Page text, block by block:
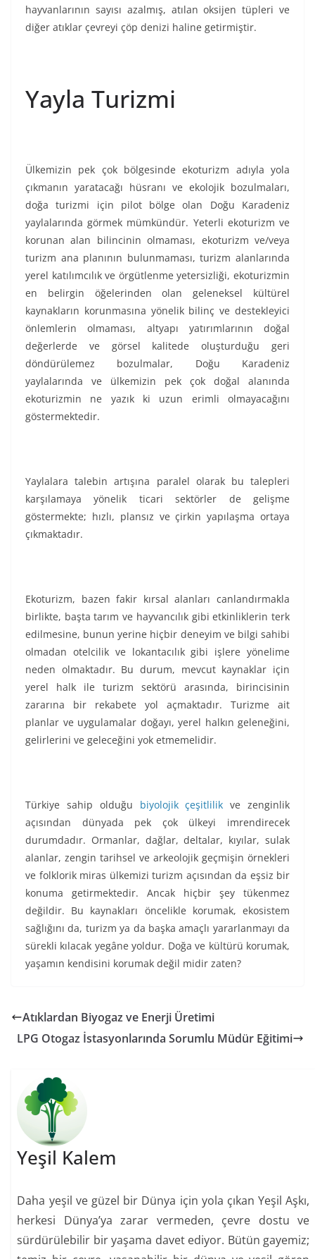
hayvanlarının sayısı azalmış, atılan oksijen tüpleri ve
diğer atıklar çevreyi çöp denizi haline getirmiştir.
Yayla Turizmi
Ülkemizin pek çok bölgesinde ekoturizm adıyla yola
çıkmanın yaratacağı hüsranı ve ekolojik bozulmaları,
doğa turizmi için pilot bölge olan Doğu Karadeniz
yaylalarında görmek mümkündür. Yeterli ekoturizm ve
korunan alan bilincinin olmaması, ekoturizm ve/veya
turizm ana planının bulunmaması, turizm alanlarında
yerel katılımcılık ve örgütlenme yetersizliği, ekoturizmin
en belirgin öğelerinden olan geleneksel kültürel
kaynakların korunmasına yönelik bilinç ve destekleyici
önlemlerin olmaması, altyapı yatırımlarının doğal
değerlerde ve görsel kalitede oluşturduğu geri
döndürülemez bozulmalar, Doğu Karadeniz
yaylalarında ve ülkemizin pek çok doğal alanında
ekoturizmin ne yazık ki uzun erimli olmayacağını
göstermektedir.
Yaylalara talebin artışına paralel olarak bu talepleri
karşılamaya yönelik ticari sektörler de gelişme
göstermekte; hızlı, plansız ve çirkin yapılaşma ortaya
çıkmaktadır.
Ekoturizm, bazen fakir kırsal alanları canlandırmakla
birlikte, başta tarım ve hayvancılık gibi etkinliklerin terk
edilmesine, bunun yerine hiçbir deneyim ve bilgi sahibi
olmadan otelcilik ve lokantacılık gibi işlere yönelime
neden olmaktadır. Bu durum, mevcut kaynaklar için
yerel halk ile turizm sektörü arasında, birincisinin
zararına bir rekabete yol açmaktadır. Turizme ait
planlar ve uygulamalar doğayı, yerel halkın geleneğini,
gelirlerini ve geleceğini yok etmemelidir.
Türkiye sahip olduğu biyolojik çeşitlilikve zenginlik
açısından dünyada pek çok ülkeyi imrendirecek
durumdadır. Ormanlar, dağlar, deltalar, kıyılar, sulak
alanlar, zengin tarihsel ve arkeolojik geçmişin örnekleri
ve folklorik miras ülkemizi turizm açısından da eşsiz bir
konuma getirmektedir. Ancak hiçbir şey tükenmez
değildir. Bu kaynakları öncelikle korumak, ekosistem
sağlığını da, turizm ya da başka amaçlı yararlanmayı da
sürekli kılacak yegâne yoldur. Doğa ve kültürü korumak,
yaşamın kendisini korumak değil midir zaten?
Atıklardan Biyogaz ve Enerji Üretimi
LPG Otogaz İstasyonlarında Sorumlu Müdür Eğitimi
Yeşil Kalem
Daha yeşil ve güzel bir Dünya için yola çıkan Yeşil Aşkı,
herkesi Dünya’ya zarar vermeden, çevre dostu ve
sürdürülebilir bir yaşama davet ediyor. Bütün gayemiz;